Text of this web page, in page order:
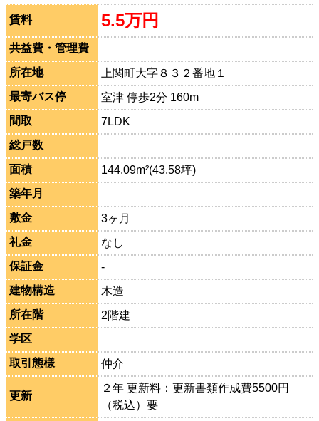
賃料 5.5万円
共益費・管理費
所在地
上関町大字８３２番地１
最寄バス停
室津 停歩2分 160m
間取
7LDK
総戸数
面積
144.09m²(43.58坪)
築年月
敷金
3ヶ月
礼金
なし
保証金
-
建物構造
木造
所在階
2階建
学区
取引態様
仲介
更新
２年 更新料：更新書類作成費5500円
（税込）要